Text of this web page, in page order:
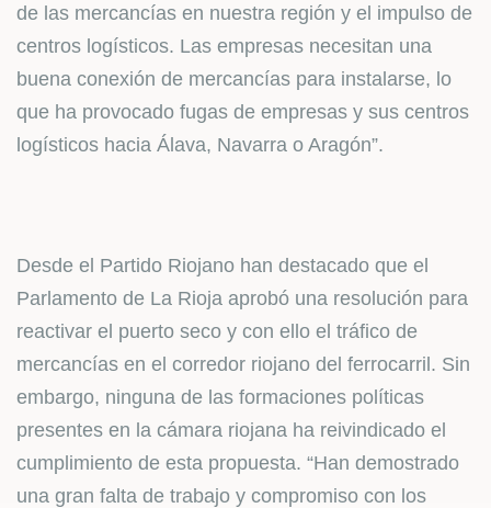
de las mercancías en nuestra región y el impulso de
centros logísticos. Las empresas necesitan una
buena conexión de mercancías para instalarse, lo
que ha provocado fugas de empresas y sus centros
logísticos hacia Álava, Navarra o Aragón”.
Desde el Partido Riojano han destacado que el
Parlamento de La Rioja aprobó una resolución para
reactivar el puerto seco y con ello el tráfico de
mercancías en el corredor riojano del ferrocarril. Sin
embargo, ninguna de las formaciones políticas
presentes en la cámara riojana ha reivindicado el
cumplimiento de esta propuesta. “Han demostrado
una gran falta de trabajo y compromiso con los